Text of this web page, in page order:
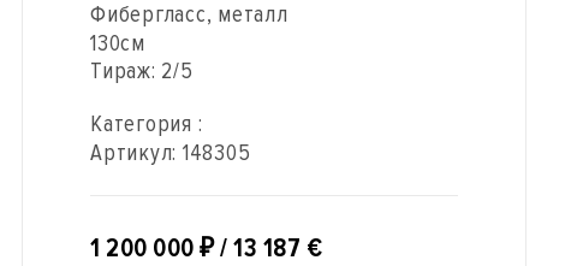
Фибергласс, металл
130см
Тираж: 2/5
Категория :
Артикул: 148305
1 200 000 ₽/ 13 187 €